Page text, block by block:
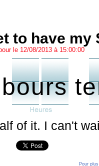
to have my
le 12/08/2013 à 15:00:00
of it. I can't
Pour